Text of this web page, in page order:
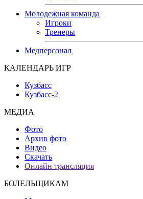
Молодежная команда
Игроки
Тренеры
Медперсонал
КАЛЕНДАРЬ ИГР
Кузбасс
Кузбасс-2
МЕДИА
Фото
Архив фото
Видео
Скачать
Онлайн трансляция
БОЛЕЛЬЩИКАМ